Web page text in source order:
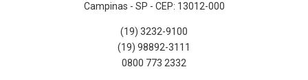
Campinas - SP - CEP: 13012-000
(19) 3232-9100
(19) 98892-3111
0800 773 2332